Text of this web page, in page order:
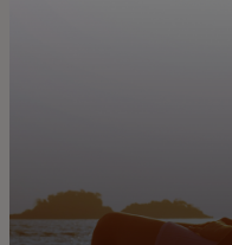
Yangiliklar